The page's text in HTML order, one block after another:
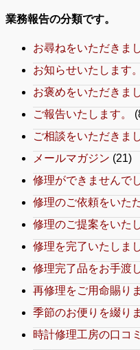
業務報告の分類です。
お尋ねをいただきま
お知らせいたします。
お褒めをいただきま
ご報告いたします。
ご相談をいただきま
メールマガジン (21)
修理ができませんで
修理のご依頼をいた
修理のご提案をいた
修理を完了いたしま
修理完了品をお手渡
再修理をご用命賜り
季節のお便りを綴り
時計修理工房の口コミ